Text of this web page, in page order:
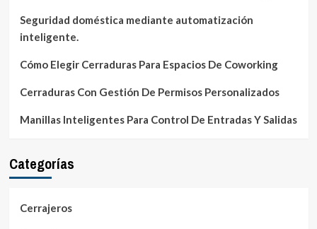
Seguridad doméstica mediante automatización
inteligente.
Cómo Elegir Cerraduras Para Espacios De Coworking
Cerraduras Con Gestión De Permisos Personalizados
Manillas Inteligentes Para Control De Entradas Y Salidas
Categorías
Cerrajeros